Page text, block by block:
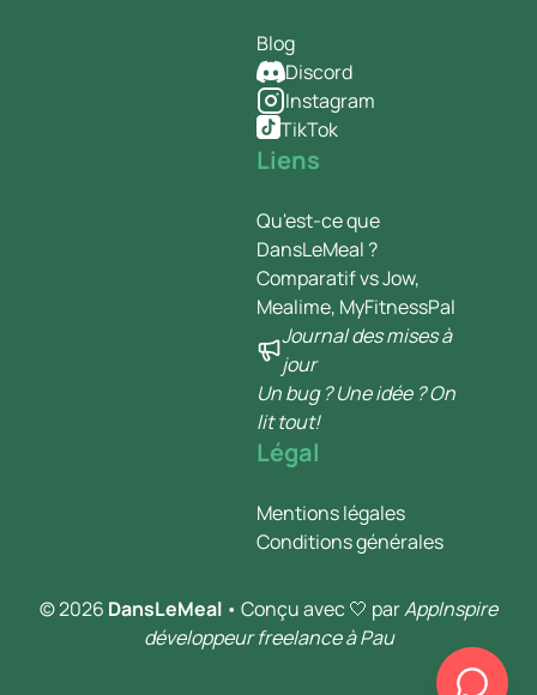
Blog
Discord
Instagram
TikTok
Liens
Qu'est-ce que
DansLeMeal ?
Comparatif vs Jow,
Mealime, MyFitnessPal
Journal des mises à
jour
Un bug ? Une idée ? On
lit tout!
Légal
Mentions légales
Conditions générales
© 2026 DansLeMeal • Conçu avec 🤍 parAppInspire
développeur freelance à Pau